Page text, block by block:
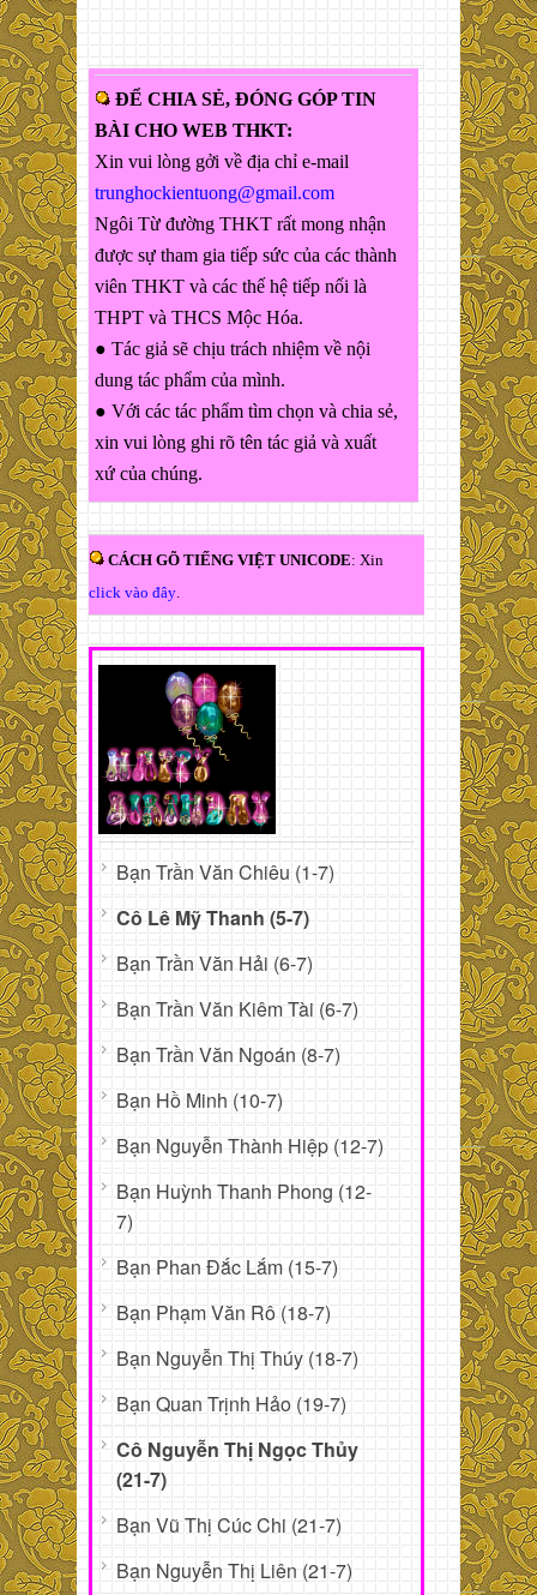
ĐỂ CHIA SẺ, ĐÓNG GÓP TIN
BÀI CHO WEB THKT:
Xin vui lòng gởi về địa chỉ e-mail
trunghockientuong@gmail.com
Ngôi Từ đường THKT rất mong nhận
được sự tham gia tiếp sức của các thành
viên THKT và các thế hệ tiếp nối là
THPT và THCS Mộc Hóa.
● Tác giả sẽ chịu trách nhiệm về nội
dung tác phẩm của mình.
● Với các tác phẩm tìm chọn và chia sẻ,
xin vui lòng ghi rõ tên tác giả và xuất
xứ của chúng.
CÁCH GÕ TIẾNG VIỆT UNICODE: Xin
click vào đây.
Bạn Trần Văn Chiêu (1-7)
Cô Lê Mỹ Thanh (5-7)
Bạn Trần Văn Hải (6-7)
Bạn Trần Văn Kiêm Tài (6-7)
Bạn Trần Văn Ngoán (8-7)
Bạn Hồ Minh (10-7)
Bạn Nguyễn Thành Hiệp (12-7)
Bạn Huỳnh Thanh Phong (12-
7)
Bạn Phan Đắc Lắm (15-7)
Bạn Phạm Văn Rô (18-7)
Bạn Nguyễn Thị Thúy (18-7)
Bạn Quan Trịnh Hảo (19-7)
Cô Nguyễn Thị Ngọc Thủy
(21-7)
Bạn Vũ Thị Cúc Chi (21-7)
Bạn Nguyễn Thị Liên (21-7)